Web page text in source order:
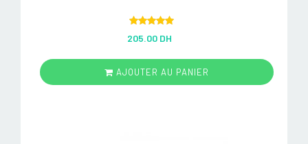
out of 5
205.00 DH
AJOUTER AU PANIER